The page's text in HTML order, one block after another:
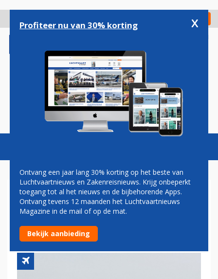
gaan
Check in
Magazine Podcasts Vacatures
AEROFLOT ONTKENT OPZIJ
ZETTEN VAN DIKKE
STEWARDESSEN
Profiteer nu van 30% korting x
Ontvang een jaar lang 30% korting op het beste van
Luchtvaartnieuws en Zakenreisnieuws. Krijg onbeperkt
toegang tot al het nieuws en de bijbehorende Apps.
Ontvang tevens 12 maanden het Luchtvaartnieuws
Magazine in de mail of op de mat.
Bekijk aanbieding